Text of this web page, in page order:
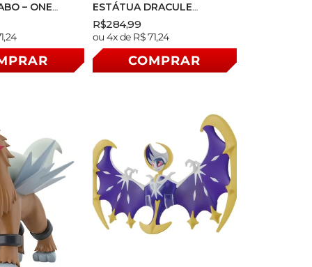
– ONE
FIGURE
ESTÁTUA DRACULE
MIHAWK – ONE PIECE – THE
SHUKKO – BANPRESTO
Preço
normal
Preço
normal
Preço
promocional
R$284,99
ou 4x de R$ 71,24
COMPRAR